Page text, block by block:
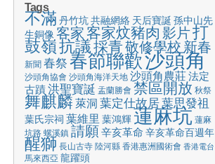
Tags
不滿 丹竹坑共融網絡 天后寶誕 孫中山先
生銅像 客家客家炆豬肉 影片打
鼓嶺抗議採青敬修學校 新春
新聞 春祭 春節聯歡沙頭角
沙頭角協會 沙頭角海洋天地 沙頭角農莊法定
古蹟洪聖寶誕 盂蘭勝會 禁區開放 秋祭
舞麒麟萊洞 葉定仕故居葉思發祖
葉氏宗祠 葉維里 葉鴻輝蓮麻坑 蓮麻
坑路 螺溪鎮 請願辛亥革命 辛亥革命百週年
醒獅 長山古寺 陸河縣 香港惠洲國術會 香港電台
馬來西亞 龍躍頭